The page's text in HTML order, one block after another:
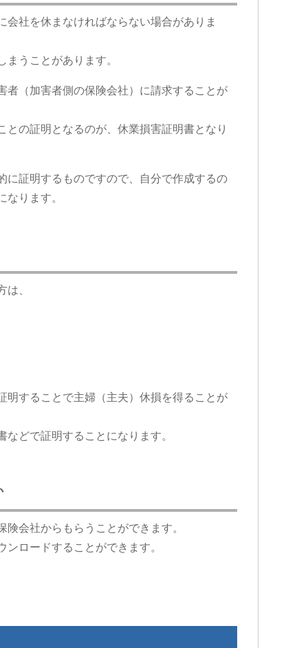
社を休まなければならない場合がありま
うことがあります。
者（加害者側の保険会社）に請求することが
の証明となるのが、休業損害証明書となり
に証明するものですので、自分で作成するの
ります。
、
明することで主婦（主夫）休損を得ることが
どで証明することになります。
会社からもらうことができます。
ロードすることができます。